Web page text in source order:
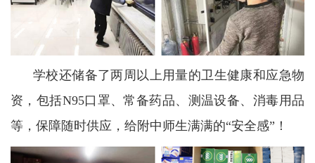
学校还储备了两周以上用量的卫生健康和应急物
资，包括N95口罩、常备药品、测温设备、消毒用品
等，保障随时供应，给附中师生满满的“安全感”！